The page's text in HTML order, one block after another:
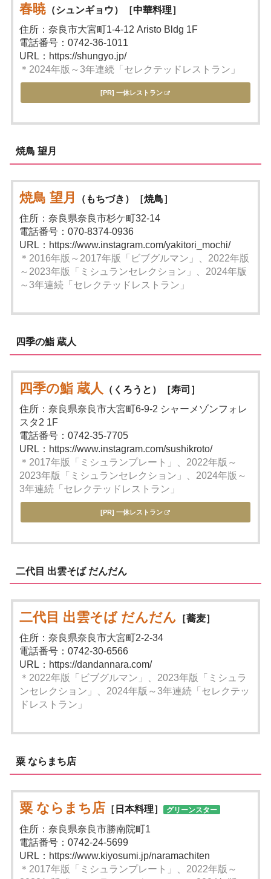
春暁 （シュンギョウ）［中華料理］
住所：奈良市大宮町1-4-12 Aristo Bldg 1F
電話番号：0742-36-1011
URL：https://shungyo.jp/
＊2024年版～3年連続「セレクテッドレストラン」
[PR] 一休レストラン
焼鳥 望月
焼鳥 望月
（もちづき）［焼鳥］
住所：奈良県奈良市杉ケ町32-14
電話番号：070-8374-0936
URL：https://www.instagram.com/yakitori_mochi/
＊2016年版～2017年版「ビブグルマン」、2022年版
～2023年版「ミシュランセレクション」、2024年版
～3年連続「セレクテッドレストラン」
四季の鮨 蔵人
四季の鮨 蔵人
（くろうと）［寿司］
住所：奈良県奈良市大宮町6-9-2 シャーメゾンフォレ
スタ2 1F
電話番号：0742-35-7705
URL：https://www.instagram.com/sushikroto/
＊2017年版「ミシュランプレート」、2022年版～
2023年版「ミシュランセレクション」、2024年版～
3年連続「セレクテッドレストラン」
[PR] 一休レストラン
二代目 出雲そば だんだん
二代目 出雲そば だんだん ［蕎麦］
住所：奈良県奈良市大宮町2-2-34
電話番号：0742-30-6566
URL：https://dandannara.com/
＊2022年版「ビブグルマン」、2023年版「ミシュラ
ンセレクション」、2024年版～3年連続「セレクテッ
ドレストラン」
粟 ならまち店
粟 ならまち店 ［日本料理］ グリーンスター
住所：奈良県奈良市勝南院町1
電話番号：0742-24-5699
URL：https://www.kiyosumi.jp/naramachiten
＊2017年版「ミシュランプレート」、2022年版～